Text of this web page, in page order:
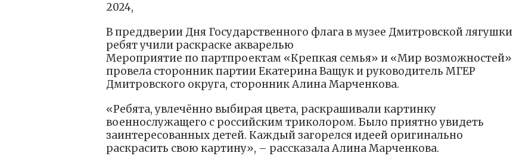
2024,
В преддверии Дня Государственного флага в музее Дмитровской лягушки
ребят учили раскраске акварелью
Мероприятие по партпроектам «Крепкая семья» и «Мир возможностей»
провела сторонник партии Екатерина Ващук и руководитель МГЕР
Дмитровского округа, сторонник Алина Марченкова.
«Ребята, увлечённо выбирая цвета, раскрашивали картинку
военнослужащего с российским триколором. Было приятно увидеть
заинтересованных детей. Каждый загорелся идеей оригинально
раскрасить свою картину», – рассказала Алина Марченкова.